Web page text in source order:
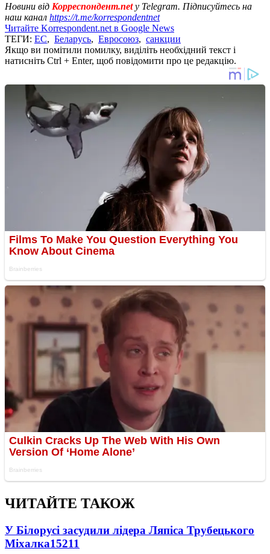
Новини від Корреспондент.netу Telegram. Підписуйтесь на
наш канал https://t.me/korrespondentnet
Читайте Korrespondent.net в Google News
ТЕГИ: ЕС, Беларусь, Евросоюз, санкции
Якщо ви помітили помилку, виділіть необхідний текст і
натисніть Ctrl + Enter, щоб повідомити про це редакцію.
ЧИТАЙТЕ ТАКОЖ
У Білорусі засудили лідера Ляпіса Трубецького
Міхалка15211